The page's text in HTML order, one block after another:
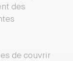
des
de couvrir